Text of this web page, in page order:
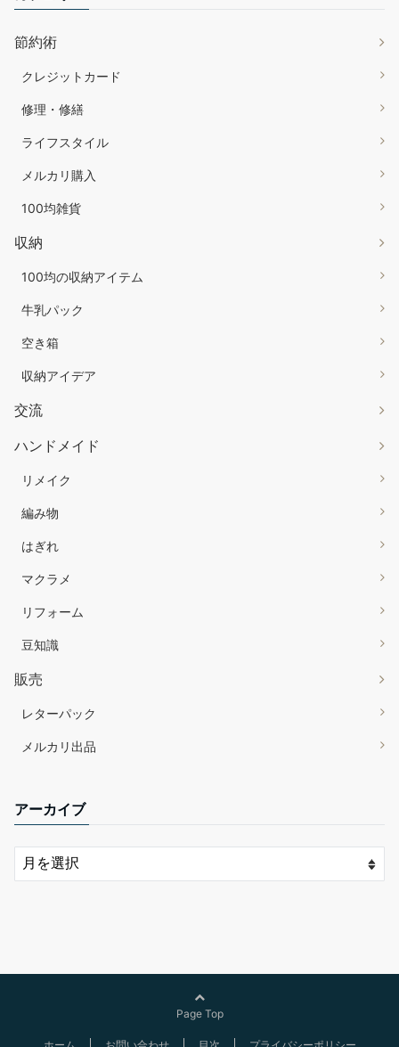
節約術
クレジットカード
修理・修繕
ライフスタイル
メルカリ購入
100均雑貨
収納
100均の収納アイテム
牛乳パック
空き箱
収納アイデア
交流
ハンドメイド
リメイク
編み物
はぎれ
マクラメ
リフォーム
豆知識
販売
レターパック
メルカリ出品
アーカイブ
Page Top